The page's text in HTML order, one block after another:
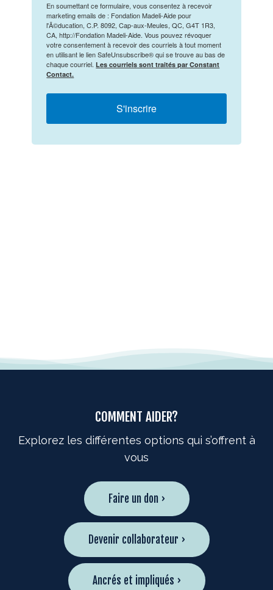
En soumettant ce formulaire, vous consentez à recevoir
marketing emails de : Fondation Madeli-Aide pour
l'Ã©ducation, C.P. 8092, Cap-aux-Meules, QC, G4T 1R3,
CA, http://Fondation Madeli-Aide. Vous pouvez révoquer
votre consentement à recevoir des courriels à tout moment
en utilisant le lien SafeUnsubscribe® qui se trouve au bas de
chaque courriel.Les courriels sont traités par Constant
Contact.
S'inscrire
COMMENT AIDER?
Explorez les différentes options qui s’offrent à
vous
Faire un don ›
Devenir collaborateur ›
Ancrés et impliqués ›